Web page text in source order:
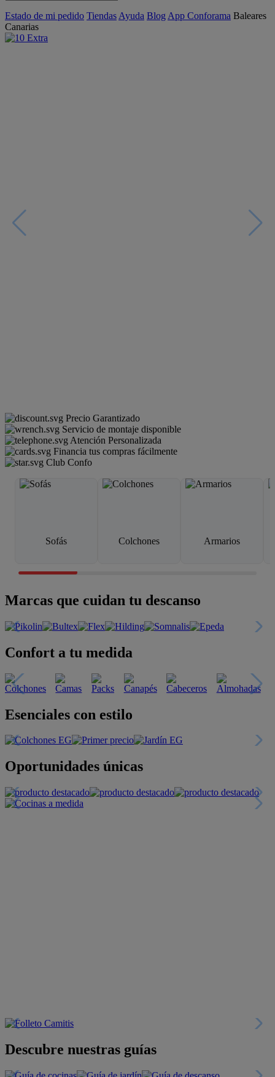
Estado de mi pedido Tiendas Ayuda Blog App Conforama Baleares
Canarias
Precio Garantizado
Servicio de montaje disponible
Atención Personalizada
Financia tus compras fácilmente
Club Confo
Sofás Colchones Armarios
Marcas que cuidan tu descanso
Confort a tu medida
Esenciales con estilo
Oportunidades únicas
Descubre nuestras guías